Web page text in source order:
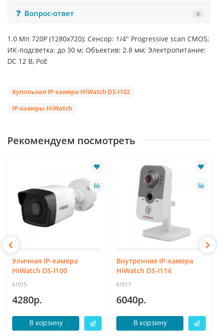
Вопрос-ответ
0
1.0 Mп 720P (1280x720); Сенсор: 1/4" Progressive scan CMOS;
ИК-подсветка: до 30 м; Объектив: 2.8 мм; Электропитание:
DC 12 В, PоE
Купольная IP-камера HiWatch DS-I102
IP-камеры HiWatch
Рекомендуем посмотреть
Уличная IP-камера
HiWatch DS-I100
61015
4280р.
В корзину
Внутренняя IP-камера
HiWatch DS-I114
61017
6040р.
В корзину